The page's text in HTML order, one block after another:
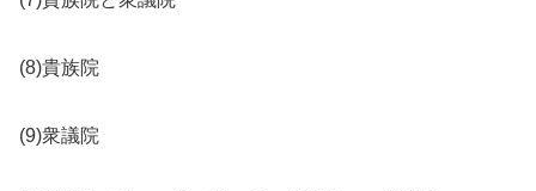
(8)貴族院
(9)衆議院